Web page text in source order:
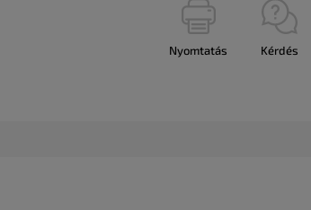
Nyomtatás Kérdés